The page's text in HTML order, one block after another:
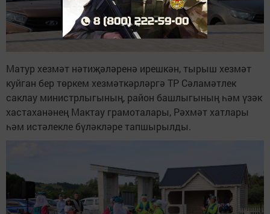
Матур хезмәт нәтиҗәләренә ирешкән, тырыш хезмәт
куйган бер төркем хезмәткәрләргә ТР Сәламәтлек
саклау министрлыгының, район башлыгының һәм үзәк
хастаханәнең Мактау грамоталары, Рәхмәт хатлары
һәм истәлекле бүләкләре тапшырылды.